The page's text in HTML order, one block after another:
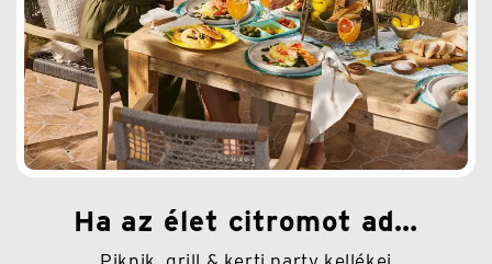
Ha az élet citromot ad…